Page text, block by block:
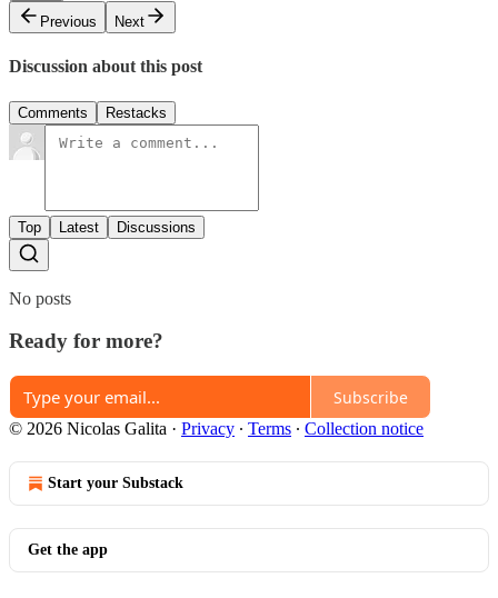
Previous
Next
Discussion about this post
Comments Restacks
Top Latest Discussions
No posts
Ready for more?
Subscribe
© 2026 Nicolas Galita · Privacy ∙ Terms ∙ Collection notice
Start your Substack
Get the app